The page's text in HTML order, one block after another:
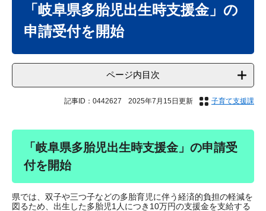
「岐阜県多胎児出生時支援金」の
申請受付を開始
ページ内目次
記事ID：0442627 2025年7月15日更新 子育て支援課
「岐阜県多胎児出生時支援金」の申請受
付を開始
県では、双子や三つ子などの多胎育児に伴う経済的負担の軽減を
図るため、出生した多胎児1人につき10万円の支援金を支給する